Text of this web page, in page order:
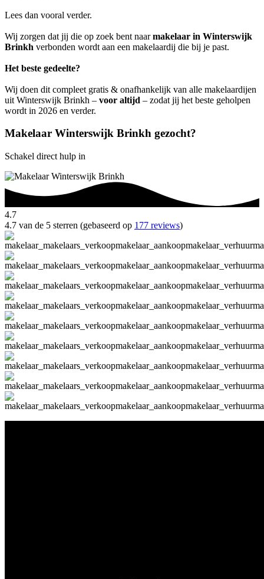
Lees dan vooral verder.
Wij zorgen dat jij die op zoek bent naarmakelaar in Winterswijk
Brinkh verbonden wordt aan een makelaardij die bij je past.
Het beste gedeelte?
Wij doen dit compleet gratis & onafhankelijk van alle makelaardijen
uit Winterswijk Brinkh – voor altijd – zodat jij het beste geholpen
wordt in 2026 en verder.
Makelaar Winterswijk Brinkh gezocht?
Schakel direct hulp in
4.7
4.7 van de 5 sterren (gebaseerd op 177 reviews)